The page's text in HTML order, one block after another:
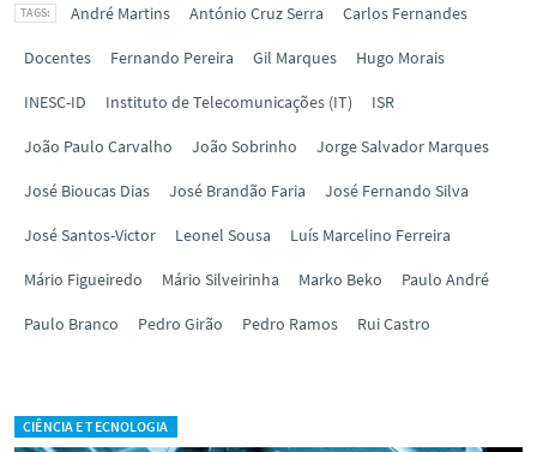
André Martins
António Cruz Serra Carlos Fernandes
Docentes Fernando Pereira Gil Marques Hugo Morais
INESC-ID Instituto de Telecomunicações (IT) ISR
João Paulo Carvalho João Sobrinho Jorge Salvador Marques
José Bioucas Dias José Brandão Faria José Fernando Silva
José Santos-Victor Leonel Sousa Luís Marcelino Ferreira
Mário Figueiredo Mário Silveirinha Marko Beko Paulo André
Paulo Branco Pedro Girão Pedro Ramos Rui Castro
CIÊNCIA E TECNOLOGIA